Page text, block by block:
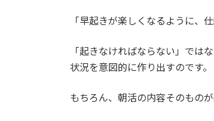
「早起きが楽しくなるように、
「起きなければならない」では
状況を意図的に作り出すのです。
もちろん、朝活の内容そのもの